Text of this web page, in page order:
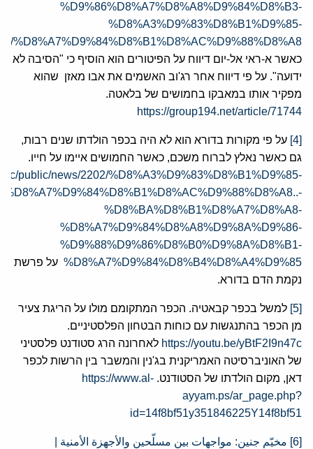
%D9%86%D8%A7%D8%A8%D9%84%D8%B3-
%D8%A3%D9%83%D8%B1%D9%85-
%D8%A7%D9%84%D8%B1%D8%AC%D9%88%D8%A8/
כאשר א-ראי אל-יום דיווח על הפיטורים הוא הוסיף כי "הסיבה לא
ידועה". על פי דיווח אחר רג'וב האשמים את אבו מאזן שהוא
מפקיר אותו במאבקו בחמושים של בלאטה.
https://group194.net/article/71744
על פי מקורות בדורא הוא לא היה בכפר הולדתו שנים רבות,
גם כאשר נאלץ לברוח משכם, כאשר החמושים איימו על חייו.
public/news/2202/%D8%A3%D9%83%D8%B1%D9%85-
%D8%A7%D9%84%D8%B1%D8%AC%D9%88%D8%A8..-
%D8%BA%D8%B1%D8%A7%D8%A8-
%D8%A7%D9%84%D8%A8%D9%8A%D9%86-
%D9%88%D9%86%D8%B0%D9%8A%D8%B1-
%D8%A7%D9%84%D8%B4%D8%A4%D9%85 על פרשת
נקמת הדם בדורא.
למשל בכפר קבאטיה. הכפר המתקומם מולו על הריגת צעיר
מן הכפר בהתנגשות עם כוחות הבטחון הפלסטיניים.
https://youtu.be/yBtF2I9n47c לאחרונה הרג סטודנט פלסטיני
של האוניברסיטה האמריקנית בג'נין והמשבר בין הרשות לכפר
דאן, מקום הולדתו של הסטודנט. https://www.al-
ayyam.ps/ar_page.php?
id=14f8bf51y351846225Y14f8bf51
مخيّم جنين: مواجهات بين مسلّحين والأجهزة الأمنية |